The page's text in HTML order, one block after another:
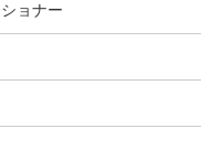
ョナー